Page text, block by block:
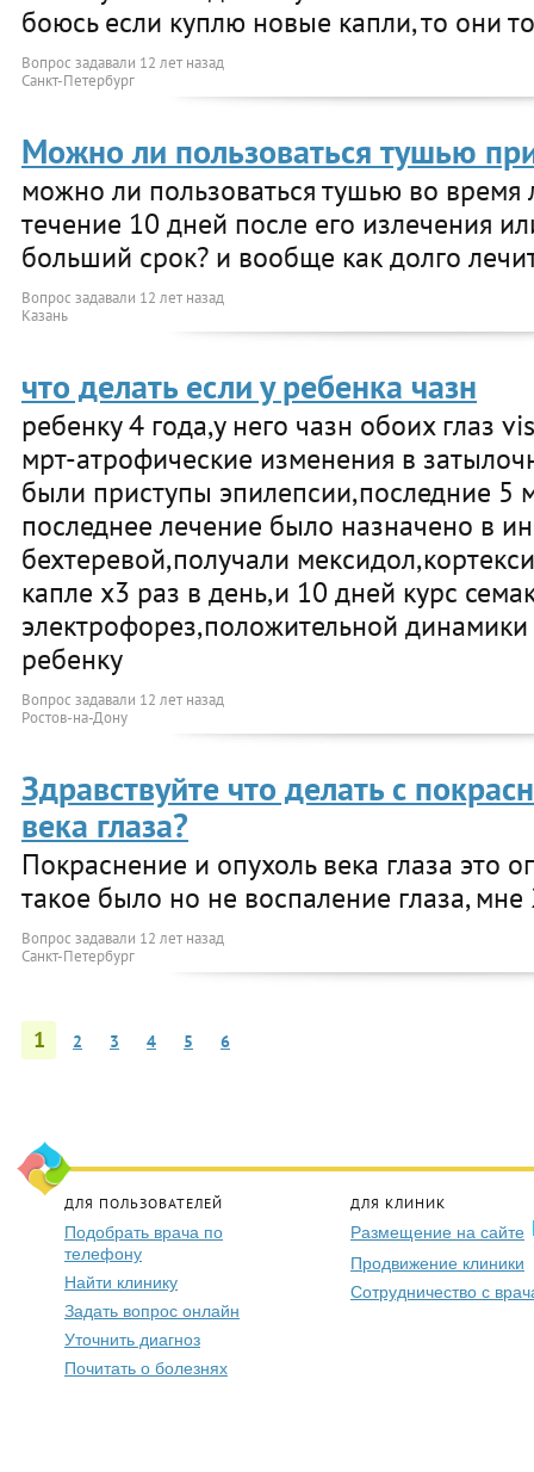
боюсь если куплю новые капли, то они
Вопрос задавали 12 лет назад
Санкт-Петербург
Можно ли пользоваться тушью
можно ли пользоваться тушью во время
течение 10 дней после его излечения
больший срок? и вообще как долго
Вопрос задавали 12 лет назад
Казань
что делать если у ребенка чазн
ребенку 4 года,у него чазн обоих глаз
мрт-атрофические изменения в
были приступы эпилепсии,последние 5
последнее лечение было назначено в
бехтеревой,получали
капле х3 раз в день,и 10 дней курс
электрофорез,положительной
ребенку
Вопрос задавали 12 лет назад
Ростов-на-Дону
Здравствуйте что делать с
века глаза?
Покраснение и опухоль века глаза это
такое было но не воспаление глаза, мне
Вопрос задавали 12 лет назад
Санкт-Петербург
1 2 3 4 5 6
ДЛЯ ПОЛЬЗОВАТЕЛЕЙ
Подобрать врача по
телефону
Найти клинику
Задать вопрос онлайн
Уточнить диагноз
Почитать о болезнях
ДЛЯ КЛИНИК
Размещение на сайте
Продвижение клиники
Сотрудничество с